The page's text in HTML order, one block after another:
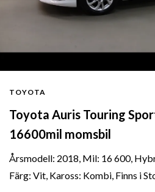
TOYOTA
Toyota Auris Touring
16600mil momsbil
Årsmodell: 2018, Mil: 16 600,
Färg: Vit, Kaross: Kombi, Finns i